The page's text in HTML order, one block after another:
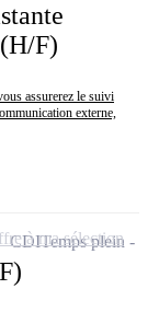
F)
assurerez le suivi
externe,
CDITemps plein
à ma sélection